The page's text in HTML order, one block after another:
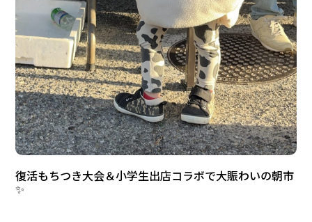
復活もちつき大会＆小学生出店コラボで大賑わいの朝市
✨